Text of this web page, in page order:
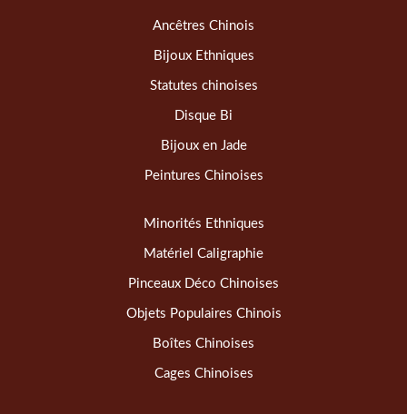
Ancêtres Chinois
Bijoux Ethniques
Statutes chinoises
Disque Bi
Bijoux en Jade
Peintures Chinoises
Minorités Ethniques
Matériel Caligraphie
Pinceaux Déco Chinoises
Objets Populaires Chinois
Boîtes Chinoises
Cages Chinoises